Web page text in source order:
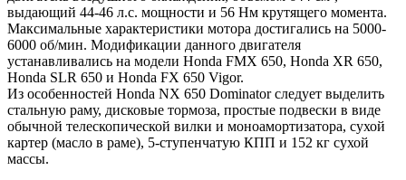
выдающий 44-46 л.с. мощности и 56 Нм крутящего момента.
Максимальные характеристики мотора достигались на 5000-
6000 об/мин. Модификации данного двигателя
устанавливались на модели Honda FMX 650, Honda XR 650,
Honda SLR 650 и Honda FX 650 Vigor.
Из особенностей Honda NX 650 Dominator следует выделить
стальную раму, дисковые тормоза, простые подвески в виде
обычной телескопической вилки и моноамортизатора, сухой
картер (масло в раме), 5-ступенчатую КПП и 152 кг сухой
массы.